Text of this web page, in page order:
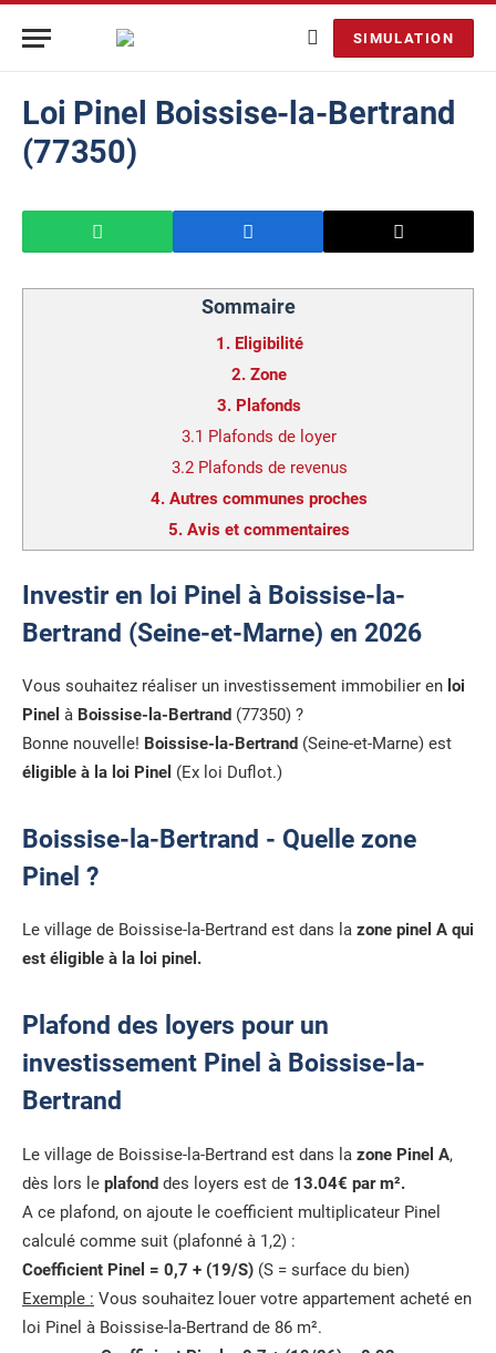
SIMULATION
Loi Pinel Boissise-la-Bertrand
(77350)
Sommaire
1. Eligibilité
2. Zone
3. Plafonds
3.1 Plafonds de loyer
3.2 Plafonds de revenus
4. Autres communes proches
5. Avis et commentaires
Investir en loi Pinel à Boissise-la-
Bertrand (Seine-et-Marne) en 2026
Vous souhaitez réaliser un investissement immobilier en loi
Pinel à Boissise-la-Bertrand (77350) ?
Bonne nouvelle! Boissise-la-Bertrand (Seine-et-Marne) est
éligible à la loi Pinel (Ex loi Duflot.)
Boissise-la-Bertrand - Quelle zone
Pinel ?
Le village de Boissise-la-Bertrand est dans la zone pinel A qui
est éligible à la loi pinel.
Plafond des loyers pour un
investissement Pinel à Boissise-la-
Bertrand
Le village de Boissise-la-Bertrand est dans la zone Pinel A,
dès lors le plafond des loyers est de 13.04€ par m².
A ce plafond, on ajoute le coefficient multiplicateur Pinel
calculé comme suit (plafonné à 1,2) :
Coefficient Pinel = 0,7 + (19/S) (S = surface du bien)
Exemple : Vous souhaitez louer votre appartement acheté en
loi Pinel à Boissise-la-Bertrand de 86 m².